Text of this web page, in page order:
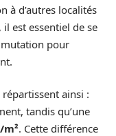
à d’autres localités
il est essentiel de se
pour
ainsi :
tandis qu’une
m². Cette différence